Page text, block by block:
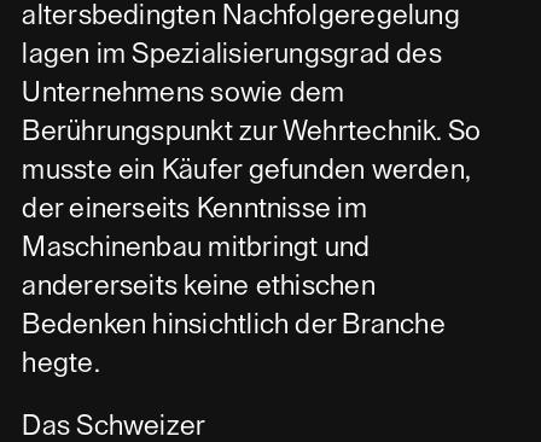
altersbedingten Nachfolgeregelung
lagen im Spezialisierungsgrad des
Unternehmens sowie dem
Berührungspunkt zur Wehrtechnik. So
musste ein Käufer gefunden werden,
der einerseits Kenntnisse im
Maschinenbau mitbringt und
andererseits keine ethischen
Bedenken hinsichtlich der Branche
hegte.
Das Schweizer